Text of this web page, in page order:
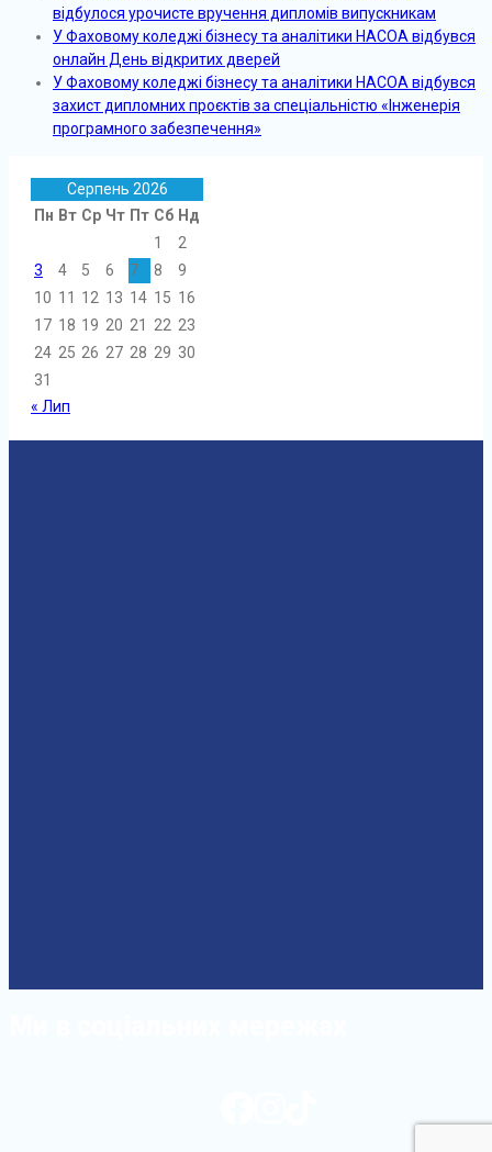
відбулося урочисте вручення дипломів випускникам
У Фаховому коледжі бізнесу та аналітики НАСОА відбувся
онлайн День відкритих дверей
У Фаховому коледжі бізнесу та аналітики НАСОА відбувся
захист дипломних проєктів за спеціальністю «Інженерія
програмного забезпечення»
Серпень 2026
Пн Вт Ср Чт Пт Сб Нд
1
2
3
4 5 6 7 8
9
10 11 12 13 14 15 16
17 18 19 20 21 22 23
24 25 26 27 28 29 30
31
« Лип